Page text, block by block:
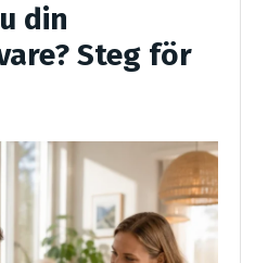
din
Steg för